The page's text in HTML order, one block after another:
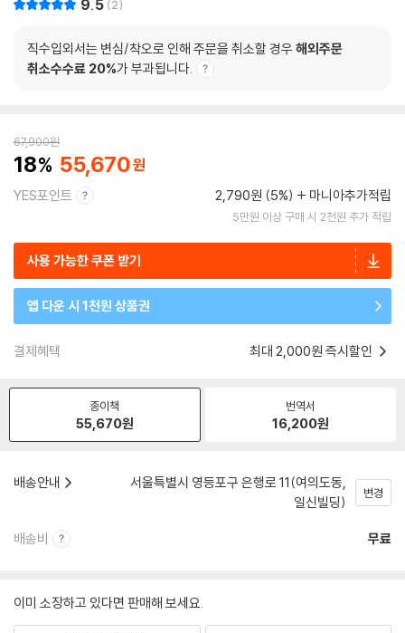
9.5 2
직수입외서는 변심/착오로 인해 주문을 취소할 경우 해외주문
취소수수료 20%가 부과됩니다.
67,900원
18 55,670
YES포인트 2,790원 (5%) 마니아추가적립
5만원 이상 구매 시 2천원 추가 적립
사용 가능한 쿠폰 받기
앱 다운 시 1천원 상품권
결제혜택 최대 2,000원 즉시할인
종이책
55,670원
번역서
16,200원
배송안내
서울특별시 영등포구 은행로 11(여의도동,
일신빌딩)
변경
배송비 무료
이미 소장하고 있다면 판매해 보세요.